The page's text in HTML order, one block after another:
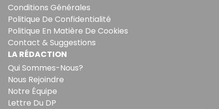
Conditions Générales
Politique De Confidentialité
Politique En Matière De Cookies
Contact & Suggestions
LA RÉDACTION
Qui Sommes-Nous?
Nous Rejoindre
Notre Équipe
Lettre Du DP